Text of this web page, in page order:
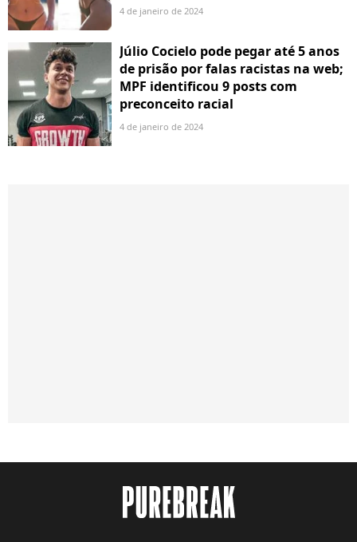
4 de janeiro de 2024
Júlio Cocielo pode pegar até 5 anos
de prisão por falas racistas na web;
MPF identificou 9 posts com
preconceito racial
4 de janeiro de 2024